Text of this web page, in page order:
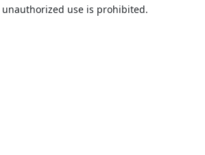
use is prohibited.